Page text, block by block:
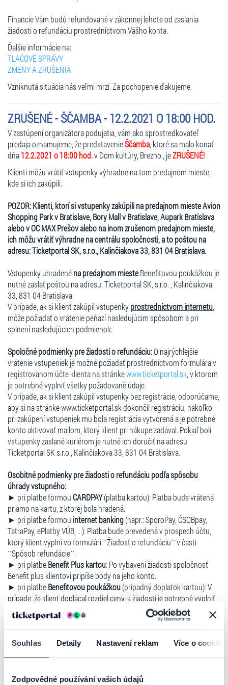
Souhlas Detaily Nastavení reklam Více o cookies
Zodpovědné používání vašich údajů
Financie Vám budú refundované v zákonnej lehote od zaslania
žiadosti o refundáciu prostredníctvom Vášho konta.
Ďalšie informácie na:
TLAČOVÉ SPRÁVY
ZMENY A ZRUŠENIA
Vzniknutá situácia nás veľmi mrzí. Za pochopenie ďakujeme.
ZRUŠENÉ - ŠČAMBA - 12.2.2021 O 18:00 HOD.
V zastúpení organizátora podujatia, vám ako sprostredkovateľ
predaja oznamujeme, že predstavenieŠčamba , ktoré sa malo konať
dňa12.2.2021 o 18:00 hod.v Dom kultúry, Brezno , jeZRUŠENÉ!
Klienti môžu vrátiť vstupenky výhradne na tom predajnom mieste,
kde si ich zakúpili.
POZOR: Klienti, ktorí si vstupenky zakúpili na predajnom mieste Avion
Shopping Park v Bratislave, Bory Mall v Bratislave, Aupark Bratislava
alebo v OC MAX Prešov alebo na inom zrušenom predajnom mieste,
ich môžu vrátiť výhradne na centrálu spoločnosti, a to poštou na
adresu: Ticketportal SK, s.r.o., Kalinčiakova 33, 831 04 Bratislava.
Vstupenky uhradenéna predajnom miesteBenefitovou poukážkou je
nutné zaslať poštou na adresu: Ticketportal SK, s.r.o. , Kalinčiakova
33, 831 04 Bratislava.
V prípade, ak si klient zakúpil vstupenkyprostredníctvom internetu
môže požiadať o vrátenie peňazí nasledujúcim spôsobom a pri
splnení nasledujúcich podmienok:
Spoločné podmienky pre žiadosti o refundáciu:O najrýchlejšie
vrátenie vstupeniek je možné požiadať prostredníctvom formulára v
registrovanom účte klienta na stránkewww.ticketportal.sk , v ktorom
je potrebné vyplniť všetky požadované údaje.
V prípade, ak si klient zakúpil vstupenky bez registrácie, odporúčame,
aby si na stránke www.ticketportal.sk dokončil registráciu, nakoľko
pri zakúpení vstupeniek mu bola registrácia vytvorená a je potrebné
konto aktivovať mailom, ktorý klient pri nákupe zadával. Pokiaľ boli
vstupenky zaslané kuriérom je nutné ich doručiť na adresu
Ticketportal SK s.r.o., Kalinčiakova 33, 831 04 Bratislava.
Osobitné podmienky pre žiadosti o refundáciu podľa spôsobu
úhrady vstupného:
► pri platbe formouCARDPAY(platba kartou): Platba bude vrátená
priamo na kartu, z ktorej bola hradená.
► pri platbe formou internet banking(napr.: SporoPay, ČSOBpay,
TatraPay, ePlatby VÚB, ...): Platba bude prevedená v prospech účtu,
ktorý klient vyplní vo formulári ``Žiadosť o refundáciu`` v časti
``Spôsob refundácie``.
► pri platbeBenefit Plus kartou: Po vybavení žiadosti spoločnosť
Benefit plus klientovi pripíše body na jeho konto.
► pri platbeBenefitovou poukážkou(prípadný doplatok kartou): V
prípade, že klient doplácal rozdiel ceny, k žiadosti je potrebné vyplniť
vo formulári ``Žiadosť o refundáciu`` v časti ``Spôsob refundácie`` aj
číslo účtu, na ktorý má byť platba poukázaná. Po vybavení žiadosti
spoločnosť Benefit plus klientovi pripíše body na jeho konto.
► pri platbe
Darčekovou poukážkou Ticketportal, respektíve iným
v prospech účtu, ktorý klient vyplní vo formulári ``Žiadosť o